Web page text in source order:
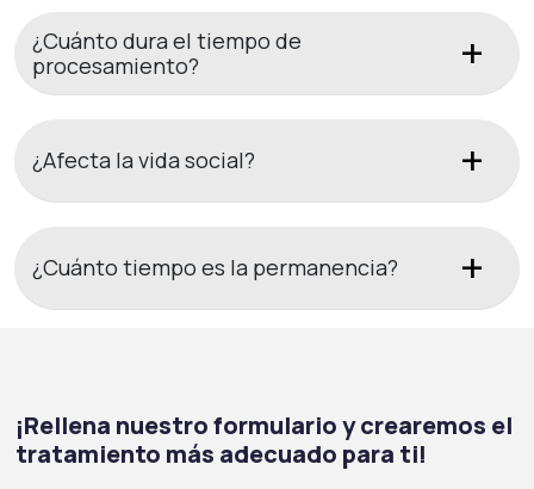
¿Cuánto dura el tiempo de
procesamiento?
¿Afecta la vida social?
¿Cuánto tiempo es la permanencia?
¡Rellena nuestro formulario y crearemos el
tratamiento más adecuado para ti!